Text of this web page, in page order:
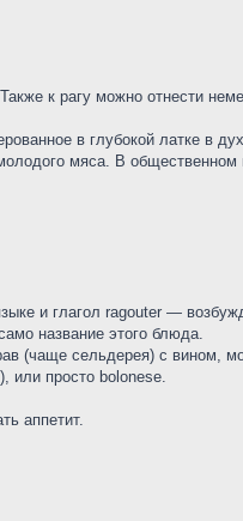
к рагу можно отнести
в глубокой латке в
мяса. В общественном
и глагол ragouter —
название этого блюда.
(чаще сельдерея) с вином,
или просто bolonese.
аппетит.